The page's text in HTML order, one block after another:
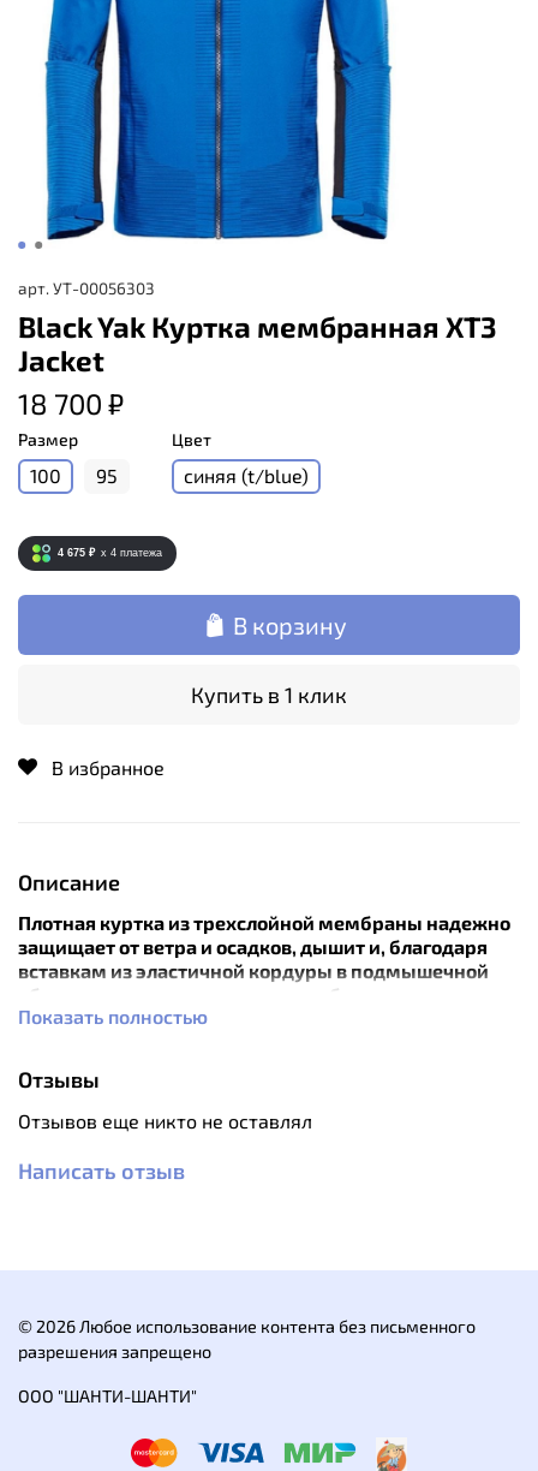
арт. УТ-00056303
Black Yak Куртка мембранная XT3
Jacket
18 700 ₽
Размер
100 95
Цвет
синяя (t/blue)
4 675 ₽ x 4 платежа
В корзину
Купить в 1 клик
В избранное
Описание
Плотная куртка из трехслойной мембраны надежно
защищает от ветра и осадков, дышит и, благодаря
вставкам из эластичной кордуры в подмышечной
области и рукавах, позволяет свободно двигаться на
восхождениях и маршрутах.
внутренняя часть рукавов и подмышечные
области из прочного, дышащего, эластичного
материала;
регулируемый съемный капюшон с плотным
мощная тракторная молния с внутренней
планкой;
артикулированные рукава с патами на липучках
утяжка по подолу может регулироваться одной
Показать полностью
Отзывы
Отзывов еще никто не оставлял
Написать отзыв
© 2026 Любое использование контента без письменного
разрешения запрещено
ООО "ШАНТИ-ШАНТИ"